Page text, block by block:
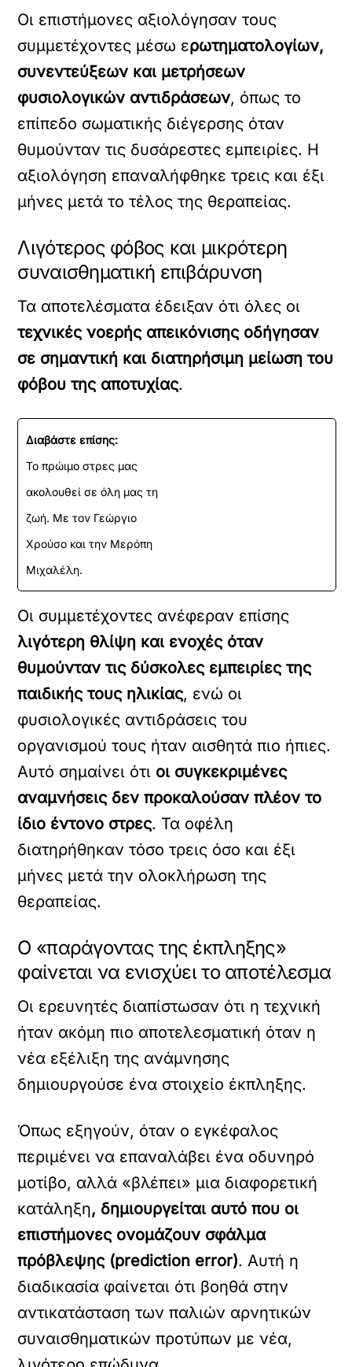
Οι επιστήμονες αξιολόγησαν τους
συμμετέχοντες μέσω ερωτηματολογίων,
συνεντεύξεων και μετρήσεων
φυσιολογικών αντιδράσεων, όπως το
επίπεδο σωματικής διέγερσης όταν
θυμούνταν τις δυσάρεστες εμπειρίες. Η
αξιολόγηση επαναλήφθηκε τρεις και έξι
μήνες μετά το τέλος της θεραπείας.
Λιγότερος φόβος και μικρότερη
συναισθηματική επιβάρυνση
Τα αποτελέσματα έδειξαν ότι όλες οι
τεχνικές νοερής απεικόνισης οδήγησαν
σε σημαντική και διατηρήσιμη μείωση του
φόβου της αποτυχίας.
Διαβάστε επίσης:
Το πρώιμο στρες μας
ακολουθεί σε όλη μας τη
ζωή. Με τον Γεώργιο
Χρούσο και την Μερόπη
Μιχαλέλη.
Οι συμμετέχοντες ανέφεραν επίσης
λιγότερη θλίψη και ενοχές όταν
θυμούνταν τις δύσκολες εμπειρίες της
παιδικής τους ηλικίας, ενώ οι
φυσιολογικές αντιδράσεις του
οργανισμού τους ήταν αισθητά πιο ήπιες.
Αυτό σημαίνει ότι οι συγκεκριμένες
αναμνήσεις δεν προκαλούσαν πλέον το
ίδιο έντονο στρες. Τα οφέλη
διατηρήθηκαν τόσο τρεις όσο και έξι
μήνες μετά την ολοκλήρωση της
θεραπείας.
Ο «παράγοντας της έκπληξης»
φαίνεται να ενισχύει το αποτέλεσμα
Οι ερευνητές διαπίστωσαν ότι η τεχνική
ήταν ακόμη πιο αποτελεσματική όταν η
νέα εξέλιξη της ανάμνησης
δημιουργούσε ένα στοιχείο έκπληξης.
Όπως εξηγούν, όταν ο εγκέφαλος
περιμένει να επαναλάβει ένα οδυνηρό
μοτίβο, αλλά «βλέπει» μια διαφορετική
κατάληξη, δημιουργείται αυτό που οι
επιστήμονες ονομάζουν σφάλμα
πρόβλεψης (prediction error). Αυτή η
διαδικασία φαίνεται ότι βοηθά στην
αντικατάσταση των παλιών αρνητικών
συναισθηματικών προτύπων με νέα,